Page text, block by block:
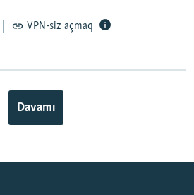
VPN-siz açmaq
Davamı